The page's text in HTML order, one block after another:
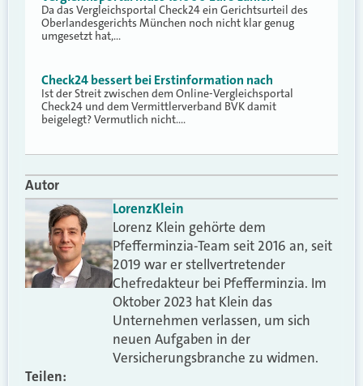
Da das Vergleichsportal Check24 ein Gerichtsurteil des
Oberlandesgerichts München noch nicht klar genug
umgesetzt hat,…
Check24 bessert bei Erstinformation nach
Ist der Streit zwischen dem Online-Vergleichsportal
Check24 und dem Vermittlerverband BVK damit
beigelegt? Vermutlich nicht.…
Autor
LorenzKlein
Lorenz Klein gehörte dem
Pfefferminzia-Team seit 2016 an, seit
2019 war er stellvertretender
Chefredakteur bei Pfefferminzia. Im
Oktober 2023 hat Klein das
Unternehmen verlassen, um sich
neuen Aufgaben in der
Versicherungsbranche zu widmen.
Teilen: